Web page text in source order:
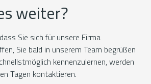
weiter?
Sie sich für unsere Firma
Sie bald in unserem Team begrüßen
kennenzulernen, werden
Tagen kontaktieren.